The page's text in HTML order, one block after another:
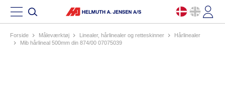
Forside måleværktøj linealer, hårlinealer og retteskinner
hårlinealer
mib hårlineal 500mm din 874/00 07075039